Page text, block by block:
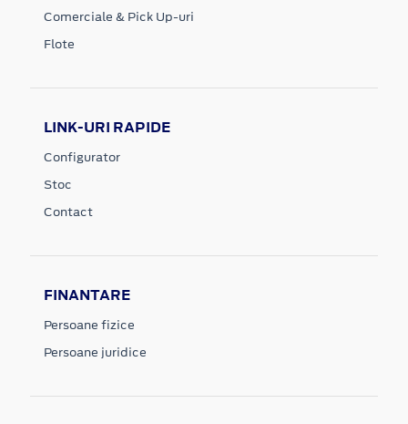
Comerciale & Pick Up-uri
Flote
LINK-URI RAPIDE
Configurator
Stoc
Contact
FINANTARE
Persoane fizice
Persoane juridice